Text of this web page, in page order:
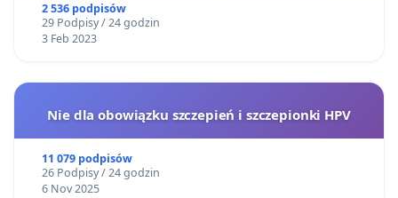
2 536 podpisów
29 Podpisy / 24 godzin
3 Feb 2023
Nie dla obowiązku szczepień i szczepionki HPV
11 079 podpisów
26 Podpisy / 24 godzin
6 Nov 2025